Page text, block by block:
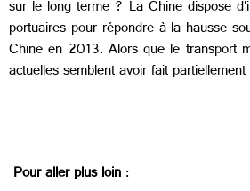
sur le long terme ? La Chine dispose
portuaires pour répondre à la hausse
Chine en 2013. Alors que le transport
actuelles semblent avoir fait partiellement
Pour aller plus loin: